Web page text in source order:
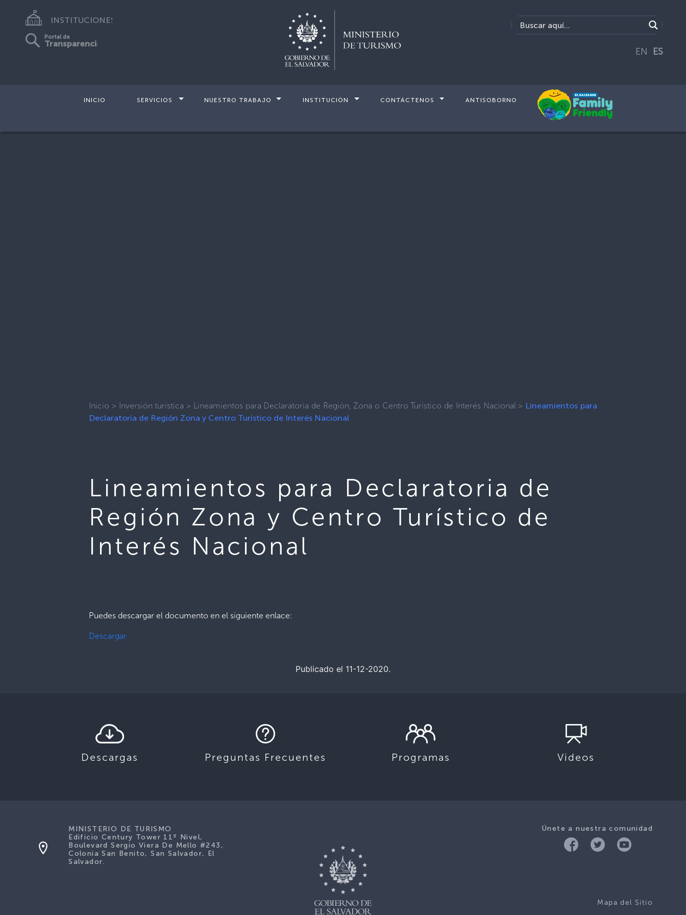
INSTITUCIONES
Portal de
Transparencia
EN ES
INICIO SERVICIOS NUESTRO TRABAJO INSTITUCIÓN CONTÁCTENOS ANTISOBORNO
Inicio > Inversión turística > Lineamientos para Declaratoria de Región, Zona o Centro Turístico de Interés Nacional> Lineamientos para
Declaratoria de Región Zona y Centro Turístico de Interés Nacional
Lineamientos para Declaratoria de
Región Zona y Centro Turístico de
Interés Nacional
Puedes descargar el documento en el siguiente enlace:
Descargar
Publicado el 11-12-2020.
Descargas Preguntas Frecuentes Programas Videos
Únete a nuestra comunidad
Mapa del Sitio
MINISTERIO DE TURISMO
Edificio Century Tower 11º Nivel,
Boulevard Sergio Viera De Mello #243,
Colonia San Benito, San Salvador, El
Salvador.